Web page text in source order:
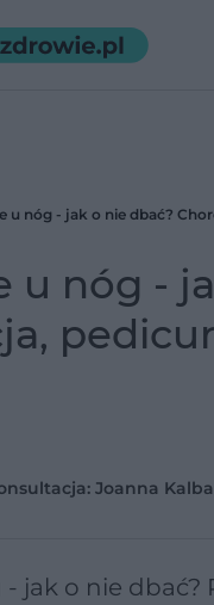
u nóg - jak o nie dbać?
u nóg -
Joanna
jak o nie